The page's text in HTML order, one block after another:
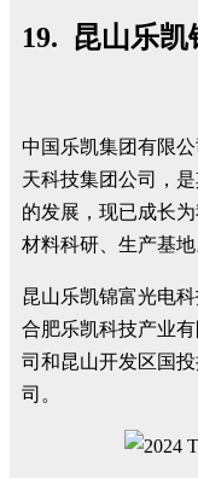
19. 昆山乐凯
中国乐凯集团有限
天科技集团公司，
的发展，现已成长
材料科研、生产基地
昆山乐凯锦富光电
合肥乐凯科技产业
司和昆山开发区国
司。